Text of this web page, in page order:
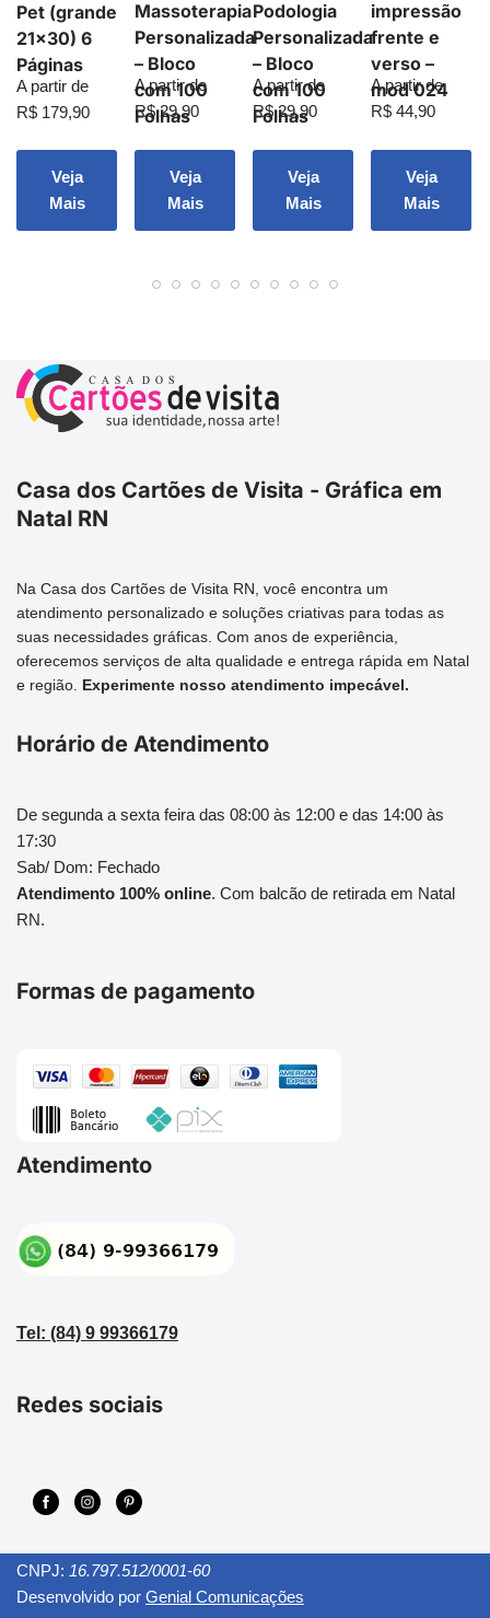
Pet (grande
21×30) 6
Páginas
A partir de
R$ 179,90
Veja
Mais
Massoterapia
Personalizada
– Bloco
com 100
Folhas
A partir de
R$29,90
Veja
Mais
Podologia
Personalizada
– Bloco
com 100
Folhas
A partir de
R$29,90
Veja
Mais
impressão
frente e
verso –
mod 024
A partir de
R$ 44,90
Veja
Mais
Casa dos Cartões de Visita - Gráfica em
Natal RN
Na Casa dos Cartões de Visita RN, você encontra um
atendimento personalizado e soluções criativas para todas as
suas necessidades gráficas. Com anos de experiência,
oferecemos serviços de alta qualidade e entrega rápida em Natal
e região. Experimente nosso atendimento impecável.
Horário de Atendimento
De segunda a sexta feira das 08:00 às 12:00 e das 14:00 às
17:30
Sab/ Dom: Fechado
Atendimento 100% online. Com balcão de retirada em Natal
RN.
Formas de pagamento
Atendimento
Tel: (84) 9 99366179
Redes sociais
CNPJ: 16.797.512/0001-60
Desenvolvido por Genial Comunicações